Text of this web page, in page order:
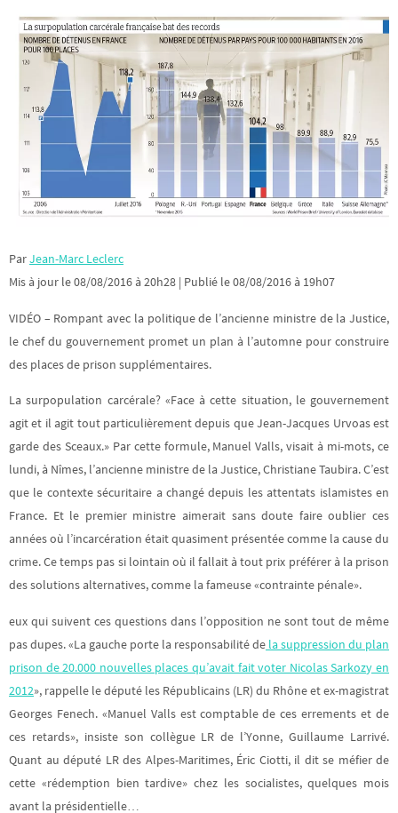
ParJean-Marc Leclerc
Mis à jour le 08/08/2016 à 20h28 | Publié le 08/08/2016 à 19h07
VIDÉO – Rompant avec la politique de l’ancienne ministre de la Justice,
le chef du gouvernement promet un plan à l’automne pour construire
des places de prison supplémentaires.
La surpopulation carcérale? «Face à cette situation, le gouvernement
agit et il agit tout particulièrement depuis que Jean-Jacques Urvoas est
garde des Sceaux.» Par cette formule, Manuel Valls, visait à mi-mots, ce
lundi, à Nîmes, l’ancienne ministre de la Justice, Christiane Taubira. C’est
que le contexte sécuritaire a changé depuis les attentats islamistes en
France. Et le premier ministre aimerait sans doute faire oublier ces
années où l’incarcération était quasiment présentée comme la cause du
crime. Ce temps pas si lointain où il fallait à tout prix préférer à la prison
des solutions alternatives, comme la fameuse «contrainte pénale».
eux qui suivent ces questions dans l’opposition ne sont tout de même
pas dupes. «La gauche porte la responsabilité de la suppression du plan
prison de 20.000 nouvelles places qu’avait fait voter Nicolas Sarkozy en
2012», rappelle le député les Républicains (LR) du Rhône et ex-magistrat
Georges Fenech. «Manuel Valls est comptable de ces errements et de
ces retards», insiste son collègue LR de l’Yonne, Guillaume Larrivé.
Quant au député LR des Alpes-Maritimes, Éric Ciotti, il dit se méfier de
cette «rédemption bien tardive» chez les socialistes, quelques mois
avant la présidentielle…